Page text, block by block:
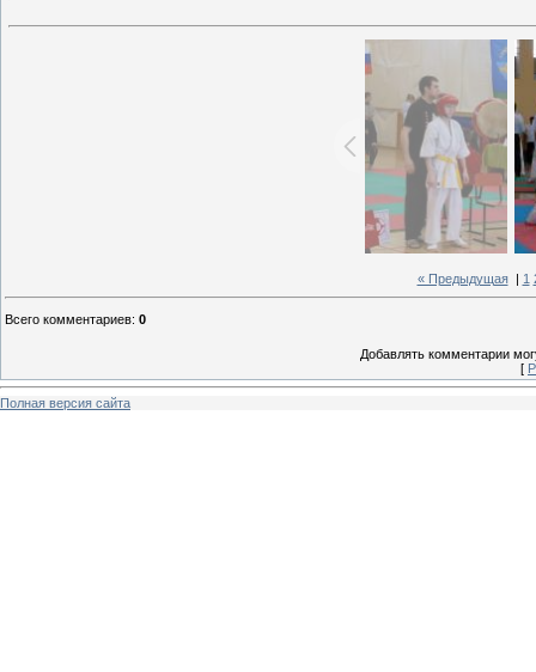
« Предыдущая| 1
Всего комментариев: 0
Добавлять комментарии
[
Полная версия сайта